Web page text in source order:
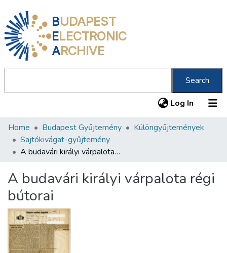
BUDAPEST
ELECTRONIC
ARCHIVE
Search
Log In (current)
Communities & Collections
All of DSpace
About us
Home Budapest Gyűjtemény
Különgyűjtemények
Sajtókivágat-gyűjtemény
A budavári királyi várpalota régi bútorai
A budavári királyi várpalota régi
bútorai